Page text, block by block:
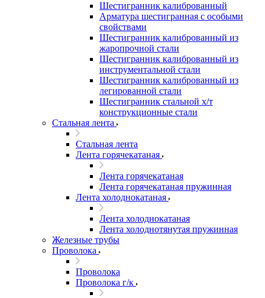
Шестигранник калиброванный
Арматура шестигранная с особыми
свойствами
Шестигранник калиброванный из
жаропрочной стали
Шестигранник калиброванный из
инструментальной стали
Шестигранник калиброванный из
легированной стали
Шестигранник стальной х/т
конструкционные стали
Стальная лента
Стальная лента
Лента горячекатаная
Лента горячекатаная
Лента горячекатаная пружинная
Лента холоднокатаная
Лента холоднокатаная
Лента холоднотянутая пружинная
Железные трубы
Проволока
Проволока
Проволока г/к